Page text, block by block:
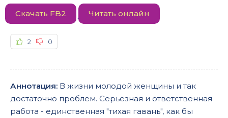
Скачать FB2 Читать онлайн
2 0
Аннотация: В жизни молодой женщины и так
достаточно проблем. Серьезная и ответственная
работа - единственная "тихая гавань", как бы